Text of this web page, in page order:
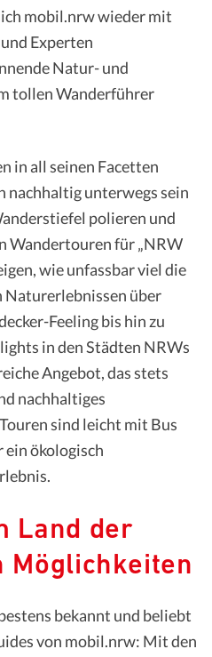
mobil.nrw wieder mit
Experten
Natur-​ und
tollen Wanderführer
in all seinen Facetten
nachhaltig unterwegs sein
polieren und
Wandertouren für „NRW
wie unfassbar viel die
Naturerlebnissen über
​Feeling bis hin zu
in den Städten NRWs
Angebot, das stets
nachhaltiges
sind leicht mit Bus
ein ökologisch
Land der
Möglichkeiten
bekannt und beliebt
von mobil.nrw: Mit den